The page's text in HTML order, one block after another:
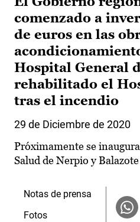
comenzado a
de euros en las
Hospital General
rehabilitado el
tras el incendio
29 de Diciembre de 2020
Próximamente se
Salud de Nerpio y Balazote
Notas de prensa
Fotos